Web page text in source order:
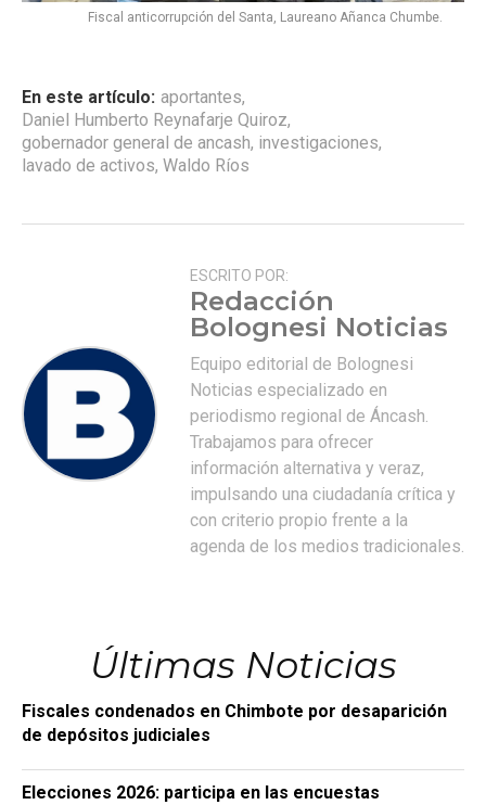
Fiscal anticorrupción del Santa, Laureano Añanca Chumbe.
En este artículo: aportantes,
Daniel Humberto Reynafarje Quiroz,
gobernador general de ancash, investigaciones,
lavado de activos, Waldo Ríos
ESCRITO POR:
Redacción
Bolognesi Noticias
Equipo editorial de Bolognesi
Noticias especializado en
periodismo regional de Áncash.
Trabajamos para ofrecer
información alternativa y veraz,
impulsando una ciudadanía crítica y
con criterio propio frente a la
agenda de los medios tradicionales.
Últimas Noticias
Fiscales condenados en Chimbote por desaparición
de depósitos judiciales
Elecciones 2026: participa en las encuestas